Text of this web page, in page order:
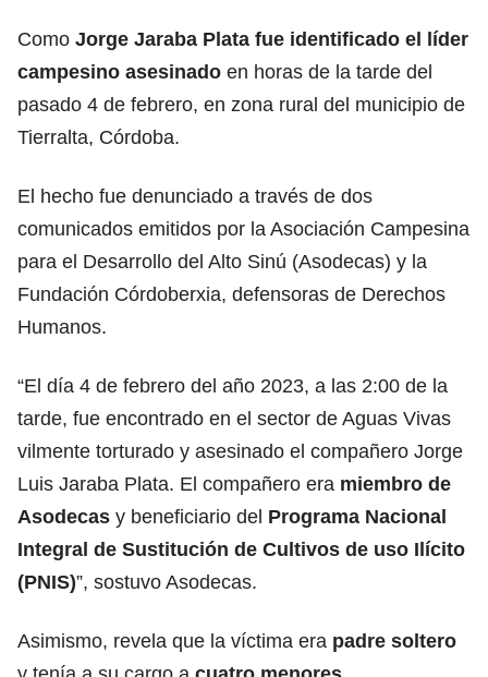
Como Jorge Jaraba Plata fue identificado el líder
campesino asesinado en horas de la tarde del
pasado 4 de febrero, en zona rural del municipio de
Tierralta, Córdoba.
El hecho fue denunciado a través de dos
comunicados emitidos por la Asociación Campesina
para el Desarrollo del Alto Sinú (Asodecas) y la
Fundación Córdoberxia, defensoras de Derechos
Humanos.
“El día 4 de febrero del año 2023, a las 2:00 de la
tarde, fue encontrado en el sector de Aguas Vivas
vilmente torturado y asesinado el compañero Jorge
Luis Jaraba Plata. El compañero era miembro de
Asodecas y beneficiario del Programa Nacional
Integral de Sustitución de Cultivos de uso Ilícito
(PNIS)”, sostuvo Asodecas.
Asimismo, revela que la víctima era padre soltero